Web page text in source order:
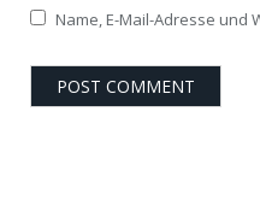
Name, E-Mail-Adresse